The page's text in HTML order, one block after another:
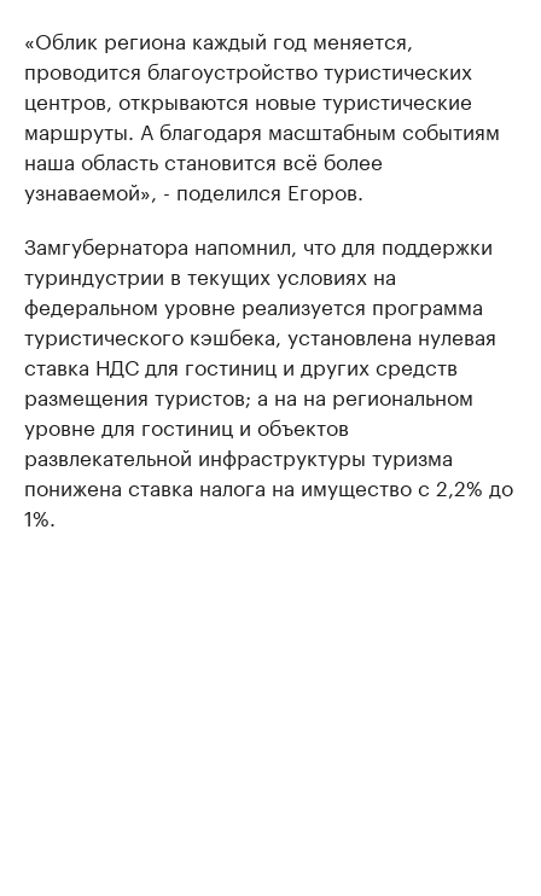
«Облик региона каждый год меняется,
проводится благоустройство туристических
центров, открываются новые туристические
маршруты. А благодаря масштабным событиям
наша область становится всё более
узнаваемой», - поделился Егоров.
Замгубернатора напомнил, что для поддержки
туриндустрии в текущих условиях на
федеральном уровне реализуется программа
туристического кэшбека, установлена нулевая
ставка НДС для гостиниц и других средств
размещения туристов; а на на региональном
уровне для гостиниц и объектов
развлекательной инфраструктуры туризма
понижена ставка налога на имущество с 2,2% до
1%.